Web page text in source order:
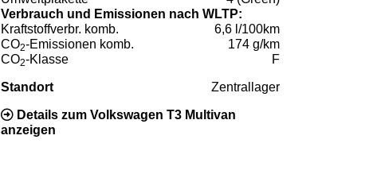
Verbrauch und Emissionen nach WLTP:
Kraftstoffverbr. komb.
6,6 l/100km
CO2-Emissionen komb.
174 g/km
CO2-Klasse F
Standort Zentrallager
Details zum Volkswagen T3 Multivan
anzeigen